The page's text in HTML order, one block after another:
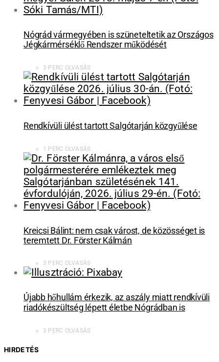
Nógrád vármegyében is szüneteltetik az Országos
Jégkármérséklő Rendszer működését
3 PERC OLVASÁS
Rendkívüli ülést tartott Salgótarján közgyűlése
1 PERC OLVASÁS
Kreicsi Bálint: nem csak várost, de közösséget is
teremtett Dr. Förster Kálmán
3 PERC OLVASÁS
Újabb hőhullám érkezik, az aszály miatt rendkívüli
riadókészültség lépett életbe Nógrádban is
3 PERC OLVASÁS
HIRDETÉS